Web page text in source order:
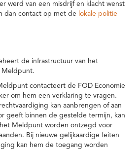
werd van een misdrijf en klacht wenst
dan contact op met de lokale politie
de infrastructuur van het
Meldpunt.
contacteert de FOD Economie
om hem een verklaring te vragen.
kan aanbrengen of aan
geeft binnen de gestelde termijn, kan
Meldpunt worden ontzegd voor
Bij nieuwe gelijkaardige feiten
kan hem de toegang worden